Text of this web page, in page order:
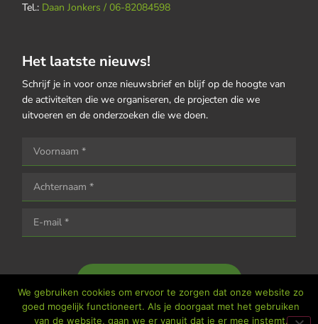
Tel.: Daan Jonkers / 06-82084598
Het laatste nieuws!
Schrijf je in voor onze nieuwsbrief en blijf op de hoogte van
de activiteiten die we organiseren, de projecten die we
uitvoeren en de onderzoeken die we doen.
We gebruiken cookies om ervoor te zorgen dat onze website zo
goed mogelijk functioneert. Als je doorgaat met het gebruiken
van de website, gaan we er vanuit dat je er mee instemt.